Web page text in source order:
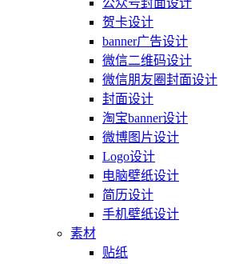
公众号封面设计
贺卡设计
banner广告设计
微信二维码设计
微信朋友圈封面设计
封面设计
淘宝banner设计
微博图片设计
Logo设计
电脑壁纸设计
简历设计
手机壁纸设计
素材
贴纸